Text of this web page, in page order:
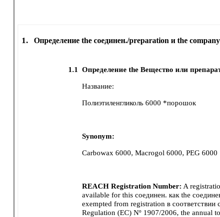
1. Определение the соединен./preparation и the
1.1 Определение the Вещество или
Название:
Полиэтиленгликоль 6000 *порошок
Synonym:
Carbowax 6000, Macrogol 6000, PEG 6000
REACH Registration Number: A
available for this соединен. как the
exempted from registration в
Regulation (EC) Nº 1907/2006, the annual